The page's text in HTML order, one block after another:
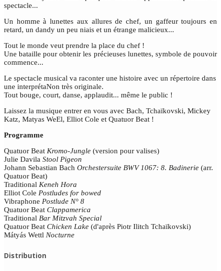
spectacle...
Un homme à lunettes aux allures de chef, un gaffeur toujours en
retard, un dandy un peu niais et un étrange malicieux...
Tout le monde veut prendre la place du chef !
Une bataille pour obtenir les précieuses lunettes, symbole de pouvoir
commence...
Le spectacle musical va raconter une histoire avec un répertoire dans
une interprétaNon très originale.
Tout bouge, court, danse, applaudit... même le public !
Laissez la musique entrer en vous avec Bach, Tchaïkovski, Mickey
Katz, Matyas WeEl, Elliot Cole et Quatuor Beat !
Programme
Quatuor Beat Kromo-Jungle (version pour valises)
Julie Davila Stool Pigeon
Johann Sebastian Bach Orchestersuite BWV 1067: 8. Badinerie (arr.
Quatuor Beat)
Traditional Keneh Hora
Elliot Cole Postludes for bowed
Vibraphone Postlude N° 8
Quatuor Beat Clappamerica
Traditional Bar Mitzvah Special
Quatuor Beat Chicken Lake (d'après Piotr Ilitch Tchaïkovski)
Mátyás Wettl Nocturne
Distribution